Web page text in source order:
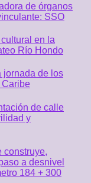
de órganos
SSO
en la
Río Hondo
jornada de los
Caribe
de calle
y
construye,
a desnivel
184 + 300